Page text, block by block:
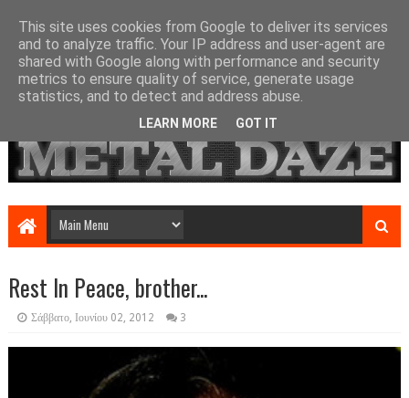
Rest In Peace, brother...
Σάββατο, Ιουνίου 02, 2012 3
This site uses cookies from Google to deliver its services
and to analyze traffic. Your IP address and user-agent are
shared with Google along with performance and security
metrics to ensure quality of service, generate usage
statistics, and to detect and address abuse.
LEARN MORE GOT IT